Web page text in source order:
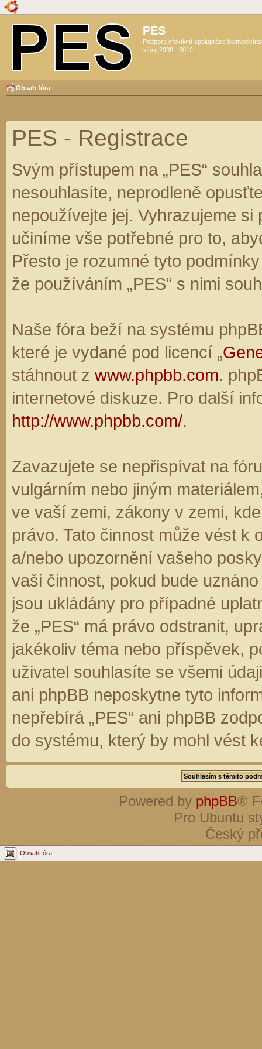
PES
Podpora efektivní spolupráce
sféry 2009 - 2012
Obsah fóra
PES - Registrace
Svým přístupem na „PES“
nesouhlasíte, neprodleně
nepoužívejte jej. Vyhrazujeme
učiníme vše potřebné pro to,
Přesto je rozumné tyto
že používáním „PES“ s nimi
Naše fóra beží na systému
které je vydané pod licencí „
stáhnout z www.phpbb.com.
internetové diskuze. Pro další
http://www.phpbb.com/.
Zavazujete se nepřispívat na
vulgárním nebo jiným
ve vaší zemi, zákony v zemi,
právo. Tato činnost může vést k
a/nebo upozornění vašeho
vaši činnost, pokud bude
jsou ukládány pro případné
že „PES“ má právo odstranit,
jakékoliv téma nebo příspěvek,
uživatel souhlasíte se všemi
ani phpBB neposkytne tyto
nepřebírá „PES“ ani phpBB
do systému, který by mohl vést
Powered by phpBB®
Pro Ubuntu
Český
Obsah fóra